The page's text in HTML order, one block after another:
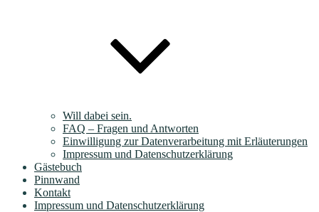
Will dabei sein.
FAQ – Fragen und Antworten
Einwilligung zur Datenverarbeitung mit Erläuterungen
Impressum und Datenschutzerklärung
Gästebuch
Pinnwand
Kontakt
Impressum und Datenschutzerklärung